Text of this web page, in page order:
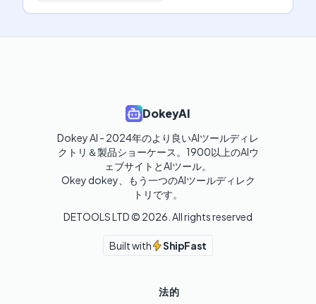
DokeyAI
Dokey AI - 2024年のより良いAIツールディレ
クトリ＆製品ショーケース。1900以上のAIウ
ェブサイトとAIツール。
Okey dokey、もう一つのAIツールディレク
トリです。
DETOOLS LTD © 2026 . All rights reserved
Built with ShipFast
法的